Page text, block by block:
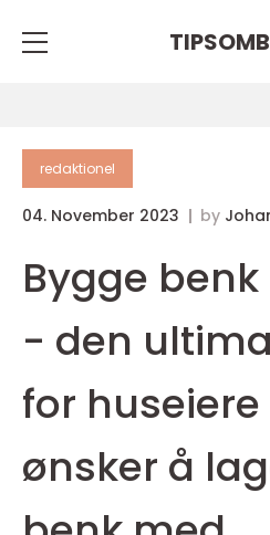
redaktionel
04. November 2023 by
Bygge
- den
for
ønsker å